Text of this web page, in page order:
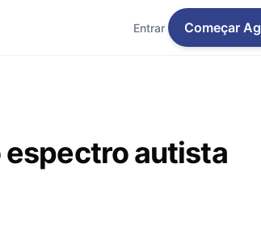
Entrar Começar
espectro autista